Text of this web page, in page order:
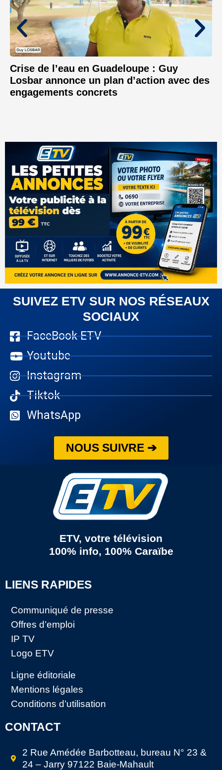
Crise de l’eau en Guadeloupe : Guy
Losbar annonce un plan d’action avec des
engagements concrets
SUIVEZ ETV SUR NOS RÉSEAUX
SOCIAUX
FaceBook ETV
Youtube
Instagram
Tiktok
WhatsApp
NOUS SUIVRE ➔
ETV, votre télévision
100% info, 100% Caraïbe
LIENS RAPIDES
Communiqué de presse
Offres d’emploi
IP TV
Logo ETV
Ligne éditoriale
Mentions légales
Conditions d’utilisation
CONTACT
2 Rue Amédée Barbotteau, bureau N° 23 &
24 – Jarry 97122 Baie-Mahault